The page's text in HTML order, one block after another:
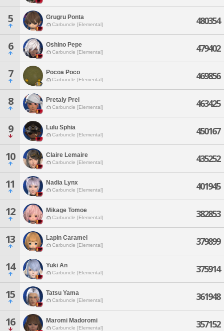
5 Grugru Ponta
Carbuncle [Elemental] 480354
6 Oshino Pepe
Carbuncle [Elemental] 479402
7 Pocoa Poco
Carbuncle [Elemental] 469856
8 Pretaly Prel
Carbuncle [Elemental] 463425
9 Lulu Sphia
Carbuncle [Elemental] 450167
10 Claire Lemaire
Carbuncle [Elemental] 435252
11 Nadia Lynx
Carbuncle [Elemental] 401945
12 Mikage Tomoe
Carbuncle [Elemental] 382853
13 Lapin Caramel
Carbuncle [Elemental] 379899
14 Yuki An
Carbuncle [Elemental] 375914
15 Tatsu Yama
Carbuncle [Elemental] 361948
16 Maromi Madoromi
Carbuncle [Elemental] 357152